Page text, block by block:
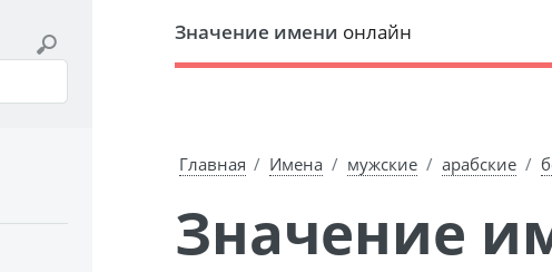
Значение имени онлайн
Главная Имена мужские арабские
Значение